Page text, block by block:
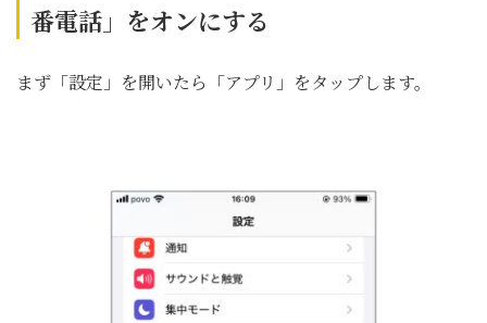
番電話」をオンにする
まず「設定」を開いたら「アプリ」をタップします。